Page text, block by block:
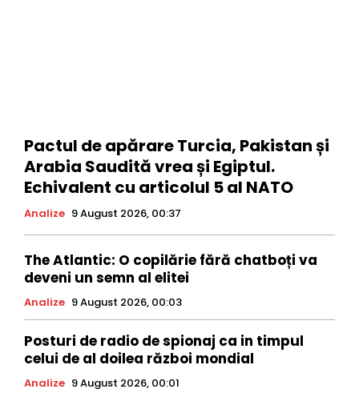
Pactul de apărare Turcia, Pakistan și
Arabia Saudită vrea și Egiptul.
Echivalent cu articolul 5 al NATO
Analize 9 August 2026, 00:37
The Atlantic: O copilărie fără chatboți va
deveni un semn al elitei
Analize 9 August 2026, 00:03
Posturi de radio de spionaj ca in timpul
celui de al doilea război mondial
Analize 9 August 2026, 00:01